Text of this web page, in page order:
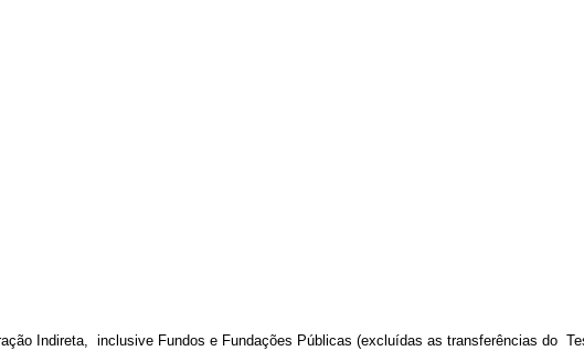
Indireta, inclusive Fundos e Fundações Públicas (excluídas as transferências do